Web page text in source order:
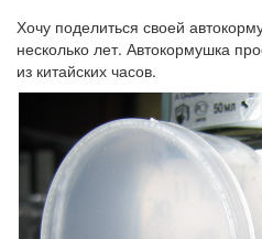
Хочу поделиться своей
несколько лет. Автокормушка
из китайских часов.